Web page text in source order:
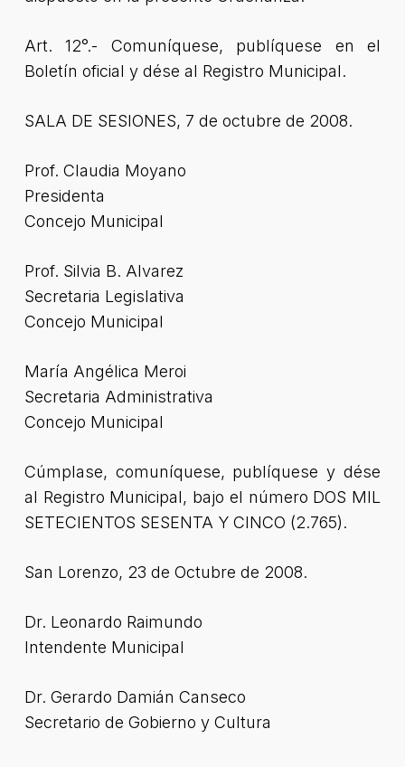
Art. 12°.- Comuníquese, publíquese en el
Boletín oficial y dése al Registro Municipal.
SALA DE SESIONES, 7 de octubre de 2008.
Prof. Claudia Moyano
Presidenta
Concejo Municipal
Prof. Silvia B. Alvarez
Secretaria Legislativa
Concejo Municipal
María Angélica Meroi
Secretaria Administrativa
Concejo Municipal
Cúmplase, comuníquese, publíquese y dése
al Registro Municipal, bajo el número DOS MIL
SETECIENTOS SESENTA Y CINCO (2.765).
San Lorenzo, 23 de Octubre de 2008.
Dr. Leonardo Raimundo
Intendente Municipal
Dr. Gerardo Damián Canseco
Secretario de Gobierno y Cultura